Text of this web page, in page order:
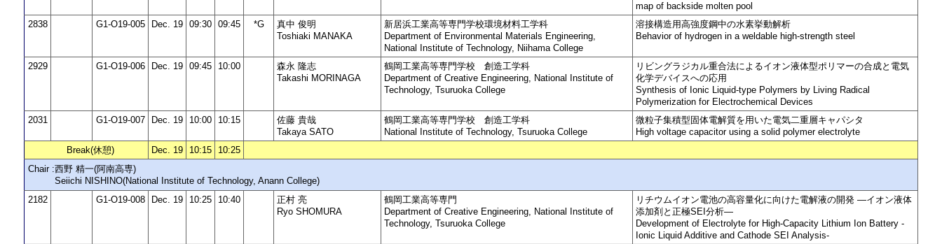
map of backside molten pool
2838
G1-O19-005 Dec. 19 09:30 09:45 *G
真中 俊明
Toshiaki MANAKA
新居浜工業高等専門学校環境材料工学科
Department of Environmental Materials Engineering,
National Institute of Technology, Niihama College
溶接構造用高強度鋼中の水素挙動解析
Behavior of hydrogen in a weldable high-strength steel
2929 G1-O19-006 Dec. 19 09:45 10:00
森永 隆志
Takashi MORINAGA
鶴岡工業高等専門学校 創造工学科
Department of Creative Engineering, National Institute of
Technology, Tsuruoka College
リビングラジカル重合法によるイオン液体型ポリマーの合成と電気
化学デバイスへの応用
Synthesis of Ionic Liquid-type Polymers by Living Radical
Polymerization for Electrochemical Devices
2031
G1-O19-007 Dec. 19 10:00 10:15
佐藤 貴哉
Takaya SATO
鶴岡工業高等専門学校 創造工学科
National Institute of Technology, Tsuruoka College
微粒子集積型固体電解質を用いた電気二重層キャパシタ
High voltage capacitor using a solid polymer electrolyte
Break(休憩)
Dec. 19 10:15
10:25
Chair :西野 精一(阿南高専)
Seiichi NISHINO(National Institute of Technology, Anann College)
2182
G1-O19-008 Dec. 19 10:25 10:40
正村 亮
Ryo SHOMURA
鶴岡工業高等専門
Department of Creative Engineering, National Institute of
Technology, Tsuruoka College
リチウムイオン電池の高容量化に向けた電解液の開発 —イオン液体
添加剤と正極SEI分析—
Development of Electrolyte for High-Capacity Lithium Ion Battery -
Ionic Liquid Additive and Cathode SEI Analysis-